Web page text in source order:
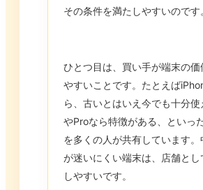
その条件を満たしやすいのです
ひとつ目は、買い手が端末の価
やすいことです。たとえば
ら、古いとはいえ今でも十分
やProなら特徴がある、といっ
を多くの人が共有しています
が迷いにくい端末は、店舗と
しやすいです。